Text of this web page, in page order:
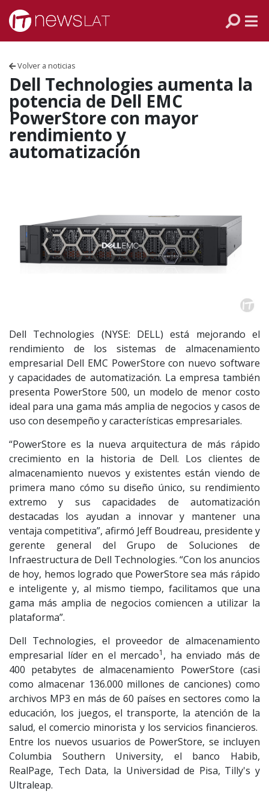
Skip to content
Volver a noticias
Dell Technologies aumenta la
potencia de Dell EMC
PowerStore con mayor
rendimiento y
automatización
Dell Technologies (NYSE: DELL) está mejorando el
rendimiento de los sistemas de almacenamiento
empresarial Dell EMC PowerStore con nuevo software
y capacidades de automatización. La empresa también
presenta PowerStore 500, un modelo de menor costo
ideal para una gama más amplia de negocios y casos de
uso con desempeño y características empresariales.
“PowerStore es la nueva arquitectura de más rápido
crecimiento en la historia de Dell. Los clientes de
almacenamiento nuevos y existentes están viendo de
primera mano cómo su diseño único, su rendimiento
extremo y sus capacidades de automatización
destacadas los ayudan a innovar y mantener una
ventaja competitiva”, afirmó Jeff Boudreau, presidente y
gerente general del Grupo de Soluciones de
Infraestructura de Dell Technologies. “Con los anuncios
de hoy, hemos logrado que PowerStore sea más rápido
e inteligente y, al mismo tiempo, facilitamos que una
gama más amplia de negocios comiencen a utilizar la
plataforma”.
Dell Technologies, el proveedor de almacenamiento
empresarial líder en el mercado1 , ha enviado más de
400 petabytes de almacenamiento PowerStore (casi
como almacenar 136.000 millones de canciones) como
archivos MP3 en más de 60 países en sectores como la
educación, los juegos, el transporte, la atención de la
salud, el comercio minorista y los servicios financieros.
Entre los nuevos usuarios de PowerStore, se incluyen
Columbia Southern University, el banco Habib,
RealPage, Tech Data, la Universidad de Pisa, Tilly's y
Ultraleap.
VENEZUELA
ECUADOR
PERÚ
MÉXICO